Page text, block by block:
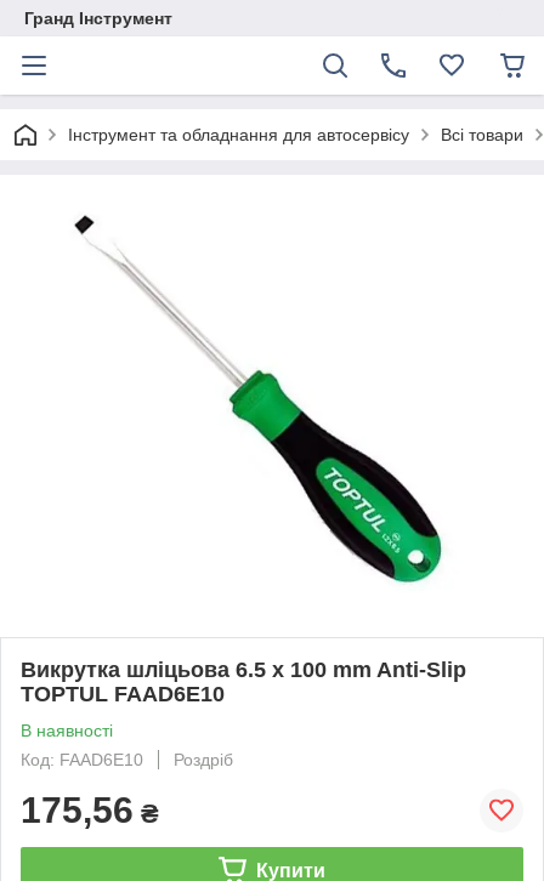
Гранд Інструмент
Інструмент та обладнання для автосервісу Всі товари
Викрутка шліцьова 6.5 x 100 mm Anti-Slip
TOPTUL FAAD6E10
В наявності
Код: FAAD6E10
Роздріб
175,56 ₴
Купити